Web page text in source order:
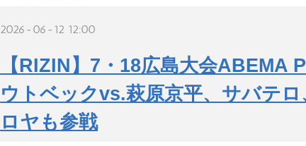
2026-06-12 12:00
【RIZIN】7・18広島大会ABEMA
ウトベックvs.萩原京平、サバテロ
ロヤも参戦